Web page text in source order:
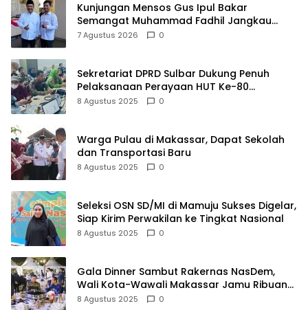
Kunjungan Mensos Gus Ipul Bakar
Semangat Muhammad Fadhil Jangkau
Anak Keluarga Sangat Kurang Mampu
7 Agustus 2026 0
Sekretariat DPRD Sulbar Dukung Penuh
Pelaksanaan Perayaan HUT Ke-80
Kemerdekaan RI
8 Agustus 2025 0
Warga Pulau di Makassar, Dapat Sekolah
dan Transportasi Baru
8 Agustus 2025 0
Seleksi OSN SD/MI di Mamuju Sukses Digelar,
Siap Kirim Perwakilan ke Tingkat Nasional
8 Agustus 2025 0
Gala Dinner Sambut Rakernas NasDem,
Wali Kota-Wawali Makassar Jamu Ribuan
Kader se-Indonesia
8 Agustus 2025 0